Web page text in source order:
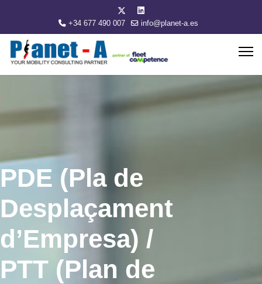
+34 677 490 007 info@planet-a.es
PDE (Pla de
Desplaçament
d’Empresa) /
PTT (Plan de